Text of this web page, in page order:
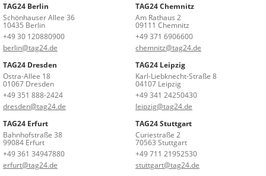
TAG24 Berlin
Schönhauser Allee 36
10435 Berlin
+49 30 120880900
berlin@tag24.de
TAG24 Chemnitz
Am Rathaus 2
09111 Chemnitz
+49 371 6906600
chemnitz@tag24.de
TAG24 Dresden
Ostra-Allee 18
01067 Dresden
+49 351 888-2424
dresden@tag24.de
TAG24 Leipzig
Karl-Liebknecht-Straße 8
04107 Leipzig
+49 341 24250430
leipzig@tag24.de
TAG24 Erfurt
Bahnhofstraße 38
99084 Erfurt
+49 361 34947880
erfurt@tag24.de
TAG24 Stuttgart
Curiestraße 2
70563 Stuttgart
+49 711 21952530
stuttgart@tag24.de